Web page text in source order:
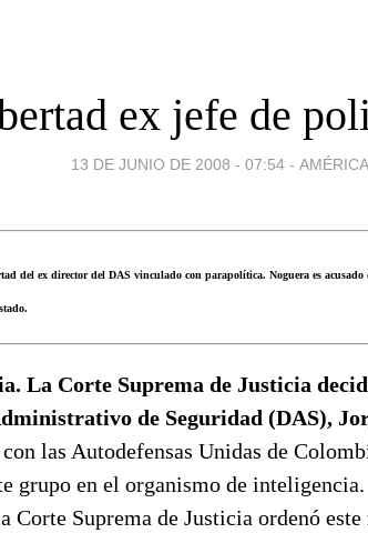
ex jefe de
13 DE JUNIO DE 2008 - 07:54 -
del ex director del DAS vinculado con parapolítica. Noguera es
La Corte Suprema de Justicia
de Seguridad (DAS),
las Autodefensas Unidas de
grupo en el organismo de inteligencia.
Corte Suprema de Justicia ordenó